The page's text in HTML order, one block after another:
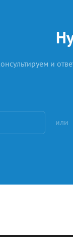
и
или